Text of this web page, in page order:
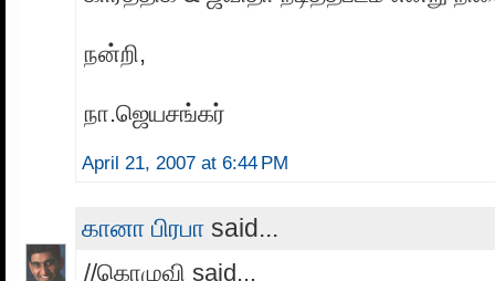
நன்றி,
நா.ஜெயசங்கர்
April 21, 2007 at 6:44 PM
கானா பிரபா said...
//கொழுவி said...